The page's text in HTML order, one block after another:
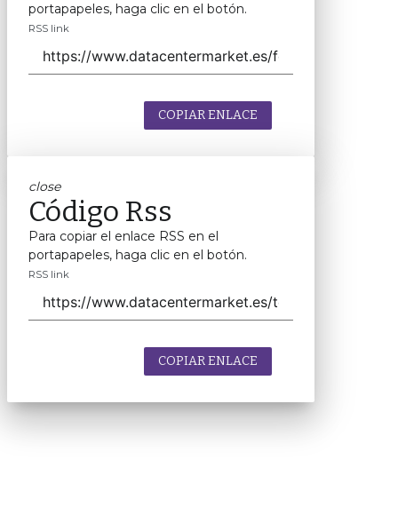
portapapeles, haga clic en el botón.
RSS link
COPIAR ENLACE
close
Código Rss
Para copiar el enlace RSS en el
portapapeles, haga clic en el botón.
RSS link
COPIAR ENLACE